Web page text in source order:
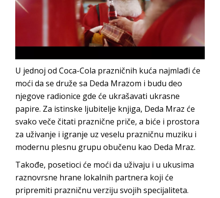
U jednoj od Coca-Cola prazničnih kuća najmlađi će
moći da se druže sa Deda Mrazom i budu deo
njegove radionice gde će ukrašavati ukrasne
papire. Za istinske ljubitelje knjiga, Deda Mraz će
svako veče čitati praznične priče, a biće i prostora
za uživanje i igranje uz veselu prazničnu muziku i
modernu plesnu grupu obučenu kao Deda Mraz.
Takođe, posetioci će moći da uživaju i u ukusima
raznovrsne hrane lokalnih partnera koji će
pripremiti prazničnu verziju svojih specijaliteta.